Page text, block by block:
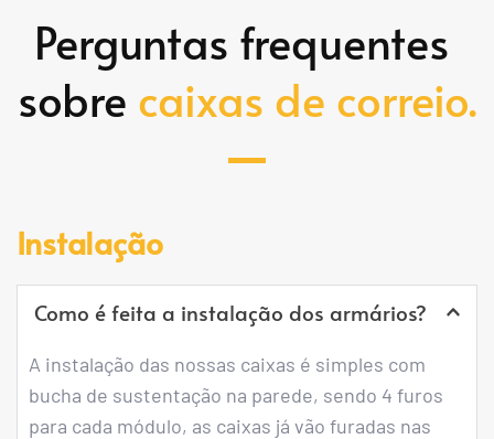
Perguntas frequentes
sobre caixas de correio.
Instalação
Como é feita a instalação dos armários?
A instalação das nossas caixas é simples com
bucha de sustentação na parede, sendo 4 furos
para cada módulo, as caixas já vão furadas nas